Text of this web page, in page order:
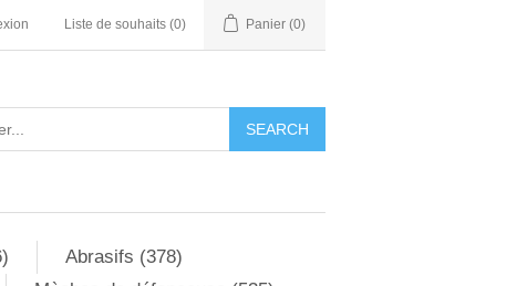
Liste de souhaits (0) Panier (0)
Abrasifs (378)